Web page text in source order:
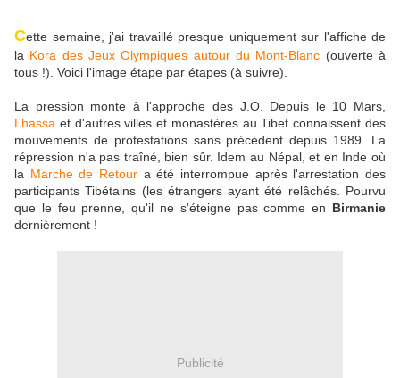
Cette semaine, j'ai travaillé presque uniquement sur l'affiche de
la Kora des Jeux Olympiques autour du Mont-Blanc (ouverte à
tous !). Voici l'image étape par étapes (à suivre).
La pression monte à l'approche des J.O. Depuis le 10 Mars,
Lhassa et d'autres villes et monastères au Tibet connaissent des
mouvements de protestations sans précédent depuis 1989. La
répression n'a pas traîné, bien sûr. Idem au Népal, et en Inde où
la Marche de Retour a été interrompue après l'arrestation des
participants Tibétains (les étrangers ayant été relâchés. Pourvu
que le feu prenne, qu'il ne s'éteigne pas comme en Birmanie
dernièrement !
Publicité